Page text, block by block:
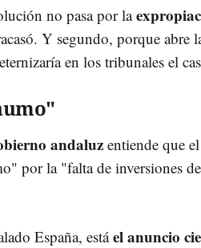
no pasa por la
Y segundo, porque abre
en los tribunales el
andaluzentiende que
por la "falta de inversiones
España, estáel anuncio